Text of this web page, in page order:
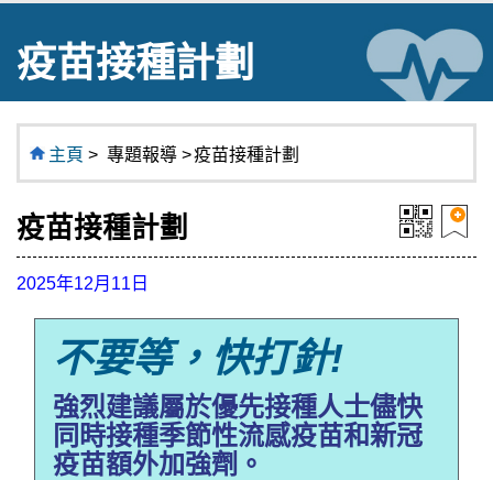
疫苗接種計劃
主頁 > 專題報導 >疫苗接種計劃
疫苗接種計劃
2025年12月11日
不要等，快打針!
強烈建議屬於優先接種人士儘快
同時接種季節性流感疫苗和新冠
疫苗額外加強劑。